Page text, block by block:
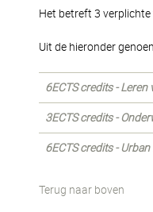
Het betreft 3 verplichte
Uit de hieronder
6ECTS credits -
3ECTS credits -
6ECTS credits -
Terug naar boven